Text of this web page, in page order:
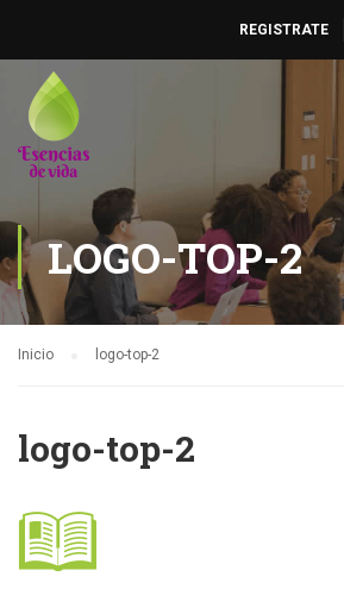
REGISTRATE
LOGO-TOP-2
Inicio logo-top-2
logo-top-2